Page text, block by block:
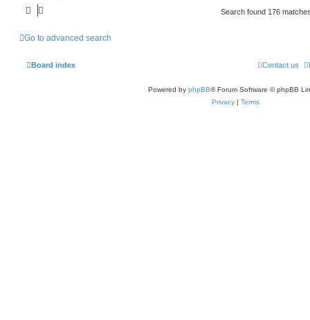
Search found 176
Go to advanced search
Board index Contact us
Powered by phpBB® Forum Software © phpBB
Privacy | Terms